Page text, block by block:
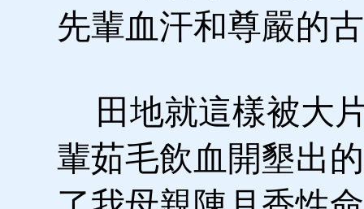
先輩血汗和尊嚴的
田地就這樣被大
輩茹毛飲血開墾出